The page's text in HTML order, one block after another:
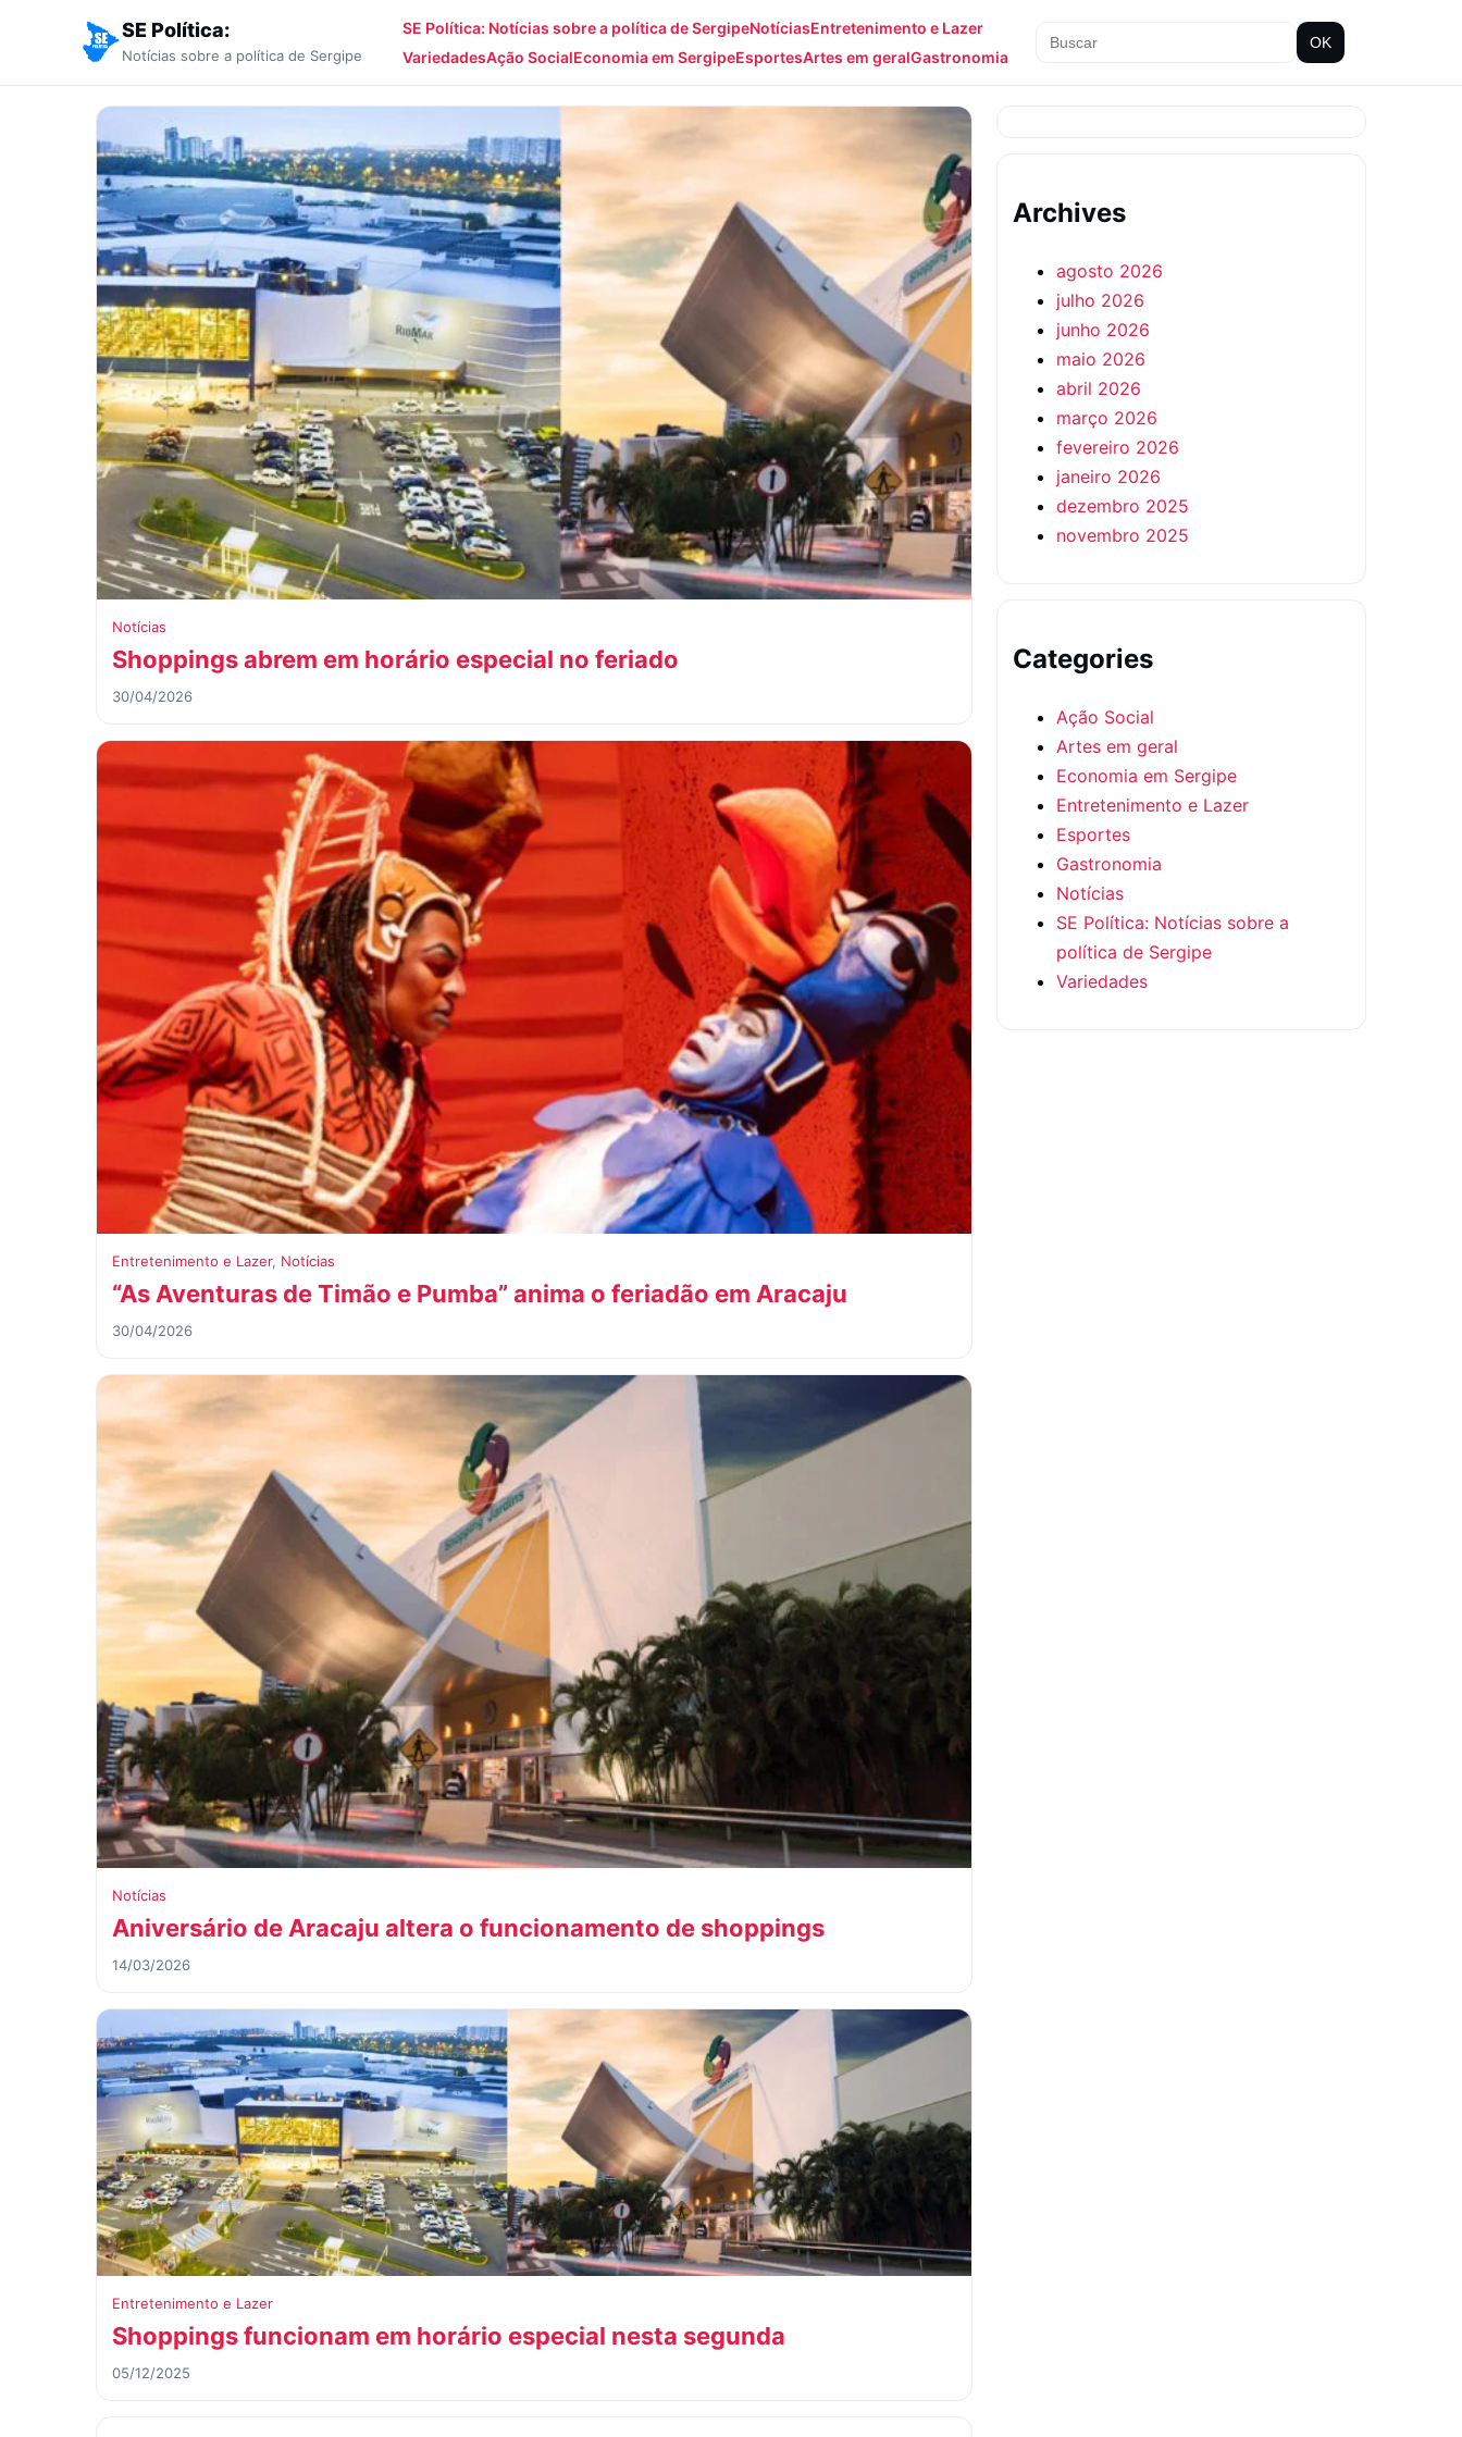
SE Política:
Notícias sobre a política de Sergipe
SE Política: Notícias sobre a política de SergipeNotíciasEntretenimento e Lazer
VariedadesAção SocialEconomia em SergipeEsportesArtes em geralGastronomia
OK
Notícias
Shoppings abrem em horário especial no feriado
30/04/2026
Entretenimento e Lazer, Notícias
“As Aventuras de Timão e Pumba” anima o feriadão em Aracaju
30/04/2026
Notícias
Aniversário de Aracaju altera o funcionamento de shoppings
14/03/2026
Entretenimento e Lazer
Shoppings funcionam em horário especial nesta segunda
05/12/2025
Archives
agosto 2026
julho 2026
junho 2026
maio 2026
abril 2026
março 2026
fevereiro 2026
janeiro 2026
dezembro 2025
novembro 2025
Categories
Ação Social
Artes em geral
Economia em Sergipe
Entretenimento e Lazer
Esportes
Gastronomia
Notícias
SE Política: Notícias sobre a
política de Sergipe
Variedades